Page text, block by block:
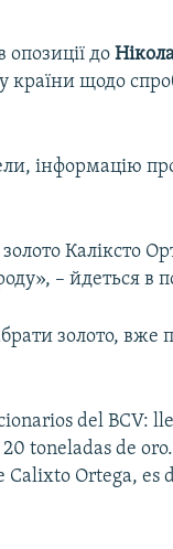
опозиції до
країни щодо
інформацію
Каліксто
– йдеться в
золото, вже
del BCV:
toneladas de
Calixto Ortega, es